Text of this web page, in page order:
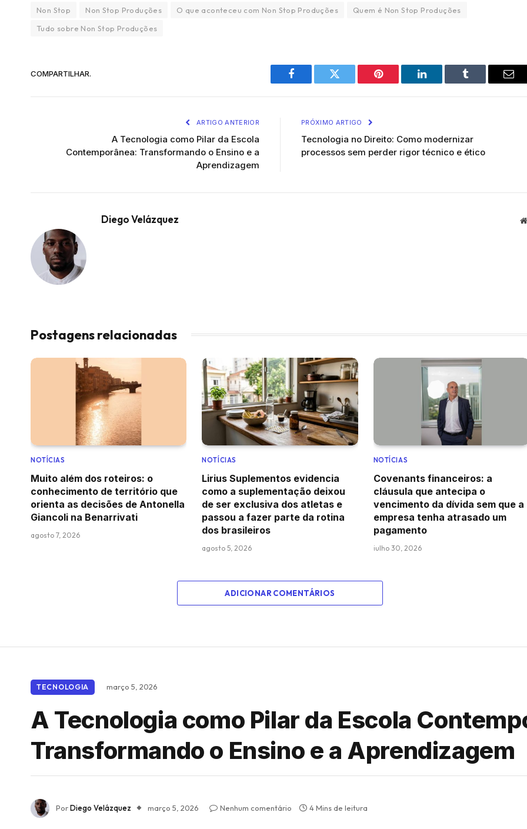
Non Stop Non Stop Produções O que aconteceu com Non Stop Produções
Quem é Non Stop Produções
Tudo sobre Non Stop Produções
COMPARTILHAR.
Facebook Twitter Pinterest LinkedIn Tumblr
ARTIGO ANTERIOR
A Tecnologia como Pilar da Escola
Contemporânea: Transformando o Ensino e a
Aprendizagem
PRÓXIMO ARTIGO
Tecnologia no Direito: Como modernizar
processos sem perder rigor técnico e ético
Diego Velázquez
Postagens relacionadas
NOTÍCIAS
Muito além dos roteiros: o
conhecimento de território que
orienta as decisões de Antonella
Giancoli na Benarrivati
agosto 7, 2026
NOTÍCIAS
Lirius Suplementos evidencia
como a suplementação deixou
de ser exclusiva dos atletas e
passou a fazer parte da rotina
dos brasileiros
agosto 5, 2026
NOTÍCIAS
Covenants financeiros: a
cláusula que antecipa o
vencimento da dívida sem que a
empresa tenha atrasado um
pagamento
julho 30, 2026
ADICIONAR COMENTÁRIOS
TECNOLOGIA março 5, 2026
A Tecnologia como Pilar da Escola
Transformando o Ensino e a Aprendizagem
PorDiego Velázquez março 5, 2026 Nenhum comentário 4 Mins de leitura